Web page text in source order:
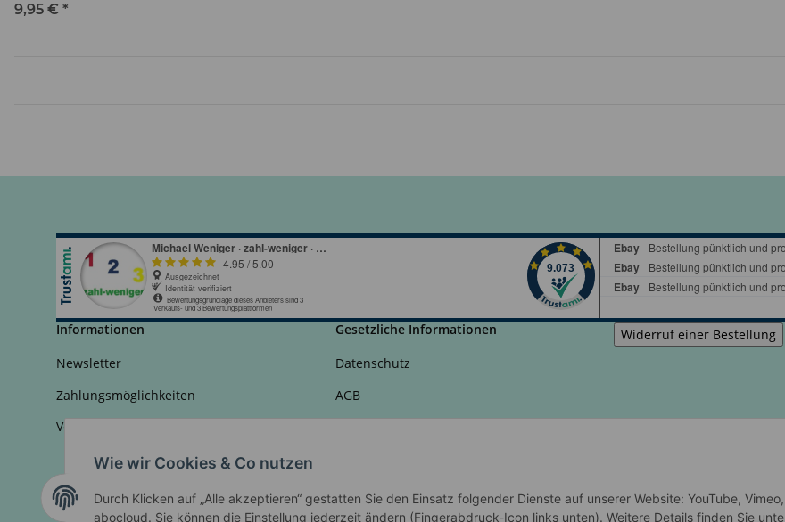
9,95 € *
Informationen
Newsletter
Zahlungsmöglichkeiten
Versandinformationen
Gesetzliche Informationen
Datenschutz
AGB
Widerrufsrecht
Wie wir Cookies & Co nutzen
Durch Klicken auf „Alle akzeptieren“ gestatten Sie den Einsatz folgender Dienste auf unserer Website: YouTube, Vimeo,
abocloud. Sie können die Einstellung jederzeit ändern (Fingerabdruck-Icon links unten). Weitere Details finden Sie unte